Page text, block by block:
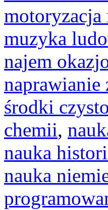
motoryzacja
muzyka
najem
naprawianie
środki
chemii,
nauka
nauka